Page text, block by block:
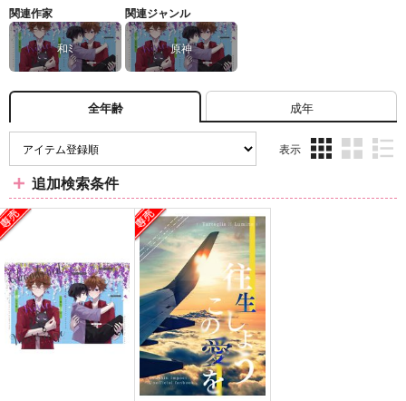
関連作家
和ﾐ
関連ジャンル
原神
全年齢 成年
表示
ム
ム
ム
追加検索条件